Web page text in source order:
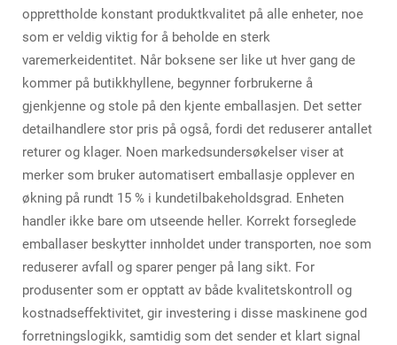
opprettholde konstant produktkvalitet på alle enheter, noe
som er veldig viktig for å beholde en sterk
varemerkeidentitet. Når boksene ser like ut hver gang de
kommer på butikkhyllene, begynner forbrukerne å
gjenkjenne og stole på den kjente emballasjen. Det setter
detailhandlere stor pris på også, fordi det reduserer antallet
returer og klager. Noen markedsundersøkelser viser at
merker som bruker automatisert emballasje opplever en
økning på rundt 15 % i kundetilbakeholdsgrad. Enheten
handler ikke bare om utseende heller. Korrekt forseglede
emballaser beskytter innholdet under transporten, noe som
reduserer avfall og sparer penger på lang sikt. For
produsenter som er opptatt av både kvalitetskontroll og
kostnadseffektivitet, gir investering i disse maskinene god
forretningslogikk, samtidig som det sender et klart signal